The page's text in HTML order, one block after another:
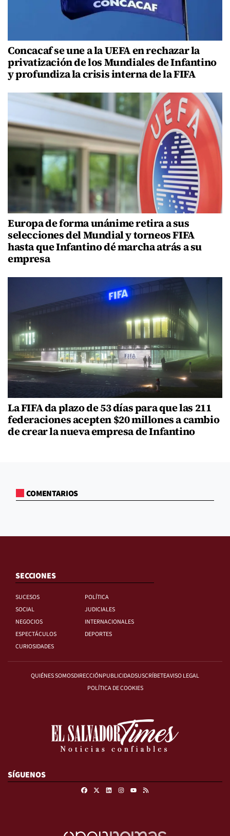
Concacaf se une a la UEFA en rechazar la
privatización de los Mundiales de Infantino
y profundiza la crisis interna de la FIFA
Europa de forma unánime retira a sus
selecciones del Mundial y torneos FIFA
hasta que Infantino dé marcha atrás a su
empresa
La FIFA da plazo de 53 días para que las 211
federaciones acepten $20 millones a cambio
de crear la nueva empresa de Infantino
COMENTARIOS
SECCIONES
SUCESOS
POLÍTICA
SOCIAL
JUDICIALES
NEGOCIOS
INTERNACIONALES
ESPECTÁCULOS
DEPORTES
CURIOSIDADES
QUIÉNES SOMOSDIRECCIÓNPUBLICIDADSUSCRÍBETEAVISO LEGAL
POLÍTICA DE COOKIES
SÍGUENOS
FacebookLinkedinInstagram